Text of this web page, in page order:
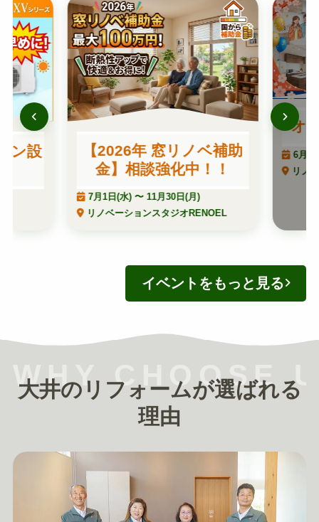
ン設
【2026年 窓リノベ補助
金】相談強化中！！
7月1日(水)〜11月30日(月)
リノベーションスタジオRENOEL
オ
6月26
リノベ
イベントをもっと見る
大井のリフォームが選ばれる
理由
WHY CHOOSE